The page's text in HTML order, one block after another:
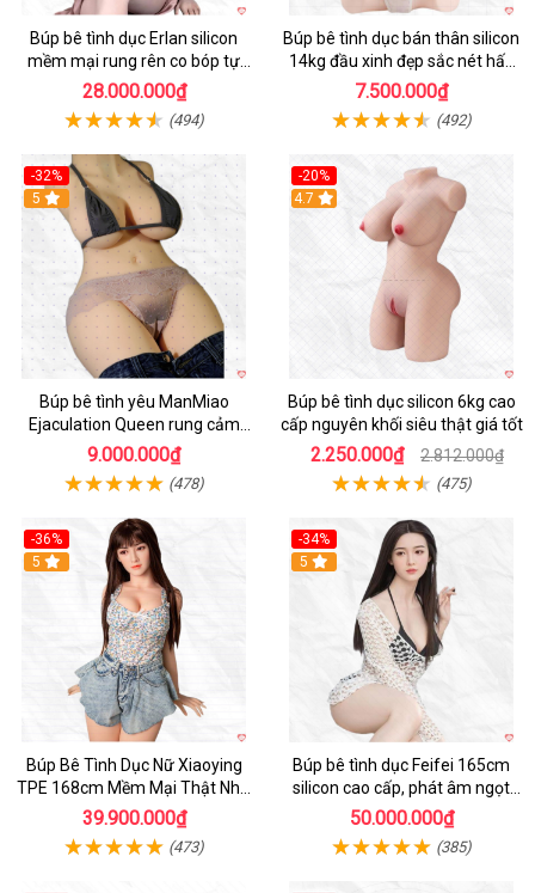
Búp bê tình dục Erlan silicon
mềm mại rung rên co bóp tự
động
28.000.000₫
(494)
Búp bê tình dục bán thân silicon
14kg đầu xinh đẹp sắc nét hấp
dẫn
7.500.000₫
(492)
-32%
5
Búp bê tình yêu ManMiao
Ejaculation Queen rung cảm
biến sưởi ấm phun nước thông
9.000.000₫
(478)
-20%
4.7
Búp bê tình dục silicon 6kg cao
cấp nguyên khối siêu thật giá tốt
2.250.000₫ 2.812.000₫
(475)
-36%
Hot
5
Búp Bê Tình Dục Nữ Xiaoying
TPE 168cm Mềm Mại Thật Như
Người Chơi
39.900.000₫
(473)
-34%
5
Búp bê tình dục Feifei 165cm
silicon cao cấp, phát âm ngọt
ngào, chân thực
50.000.000₫
(385)